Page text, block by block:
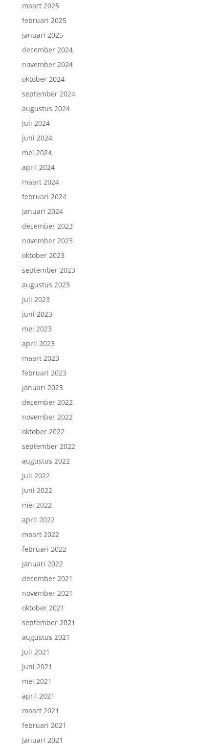
maart 2025
februari 2025
januari 2025
december 2024
november 2024
oktober 2024
september 2024
augustus 2024
juli 2024
juni 2024
mei 2024
april 2024
maart 2024
februari 2024
januari 2024
december 2023
november 2023
oktober 2023
september 2023
augustus 2023
juli 2023
juni 2023
mei 2023
april 2023
maart 2023
februari 2023
januari 2023
december 2022
november 2022
oktober 2022
september 2022
augustus 2022
juli 2022
juni 2022
mei 2022
april 2022
maart 2022
februari 2022
januari 2022
december 2021
november 2021
oktober 2021
september 2021
augustus 2021
juli 2021
juni 2021
mei 2021
april 2021
maart 2021
februari 2021
januari 2021